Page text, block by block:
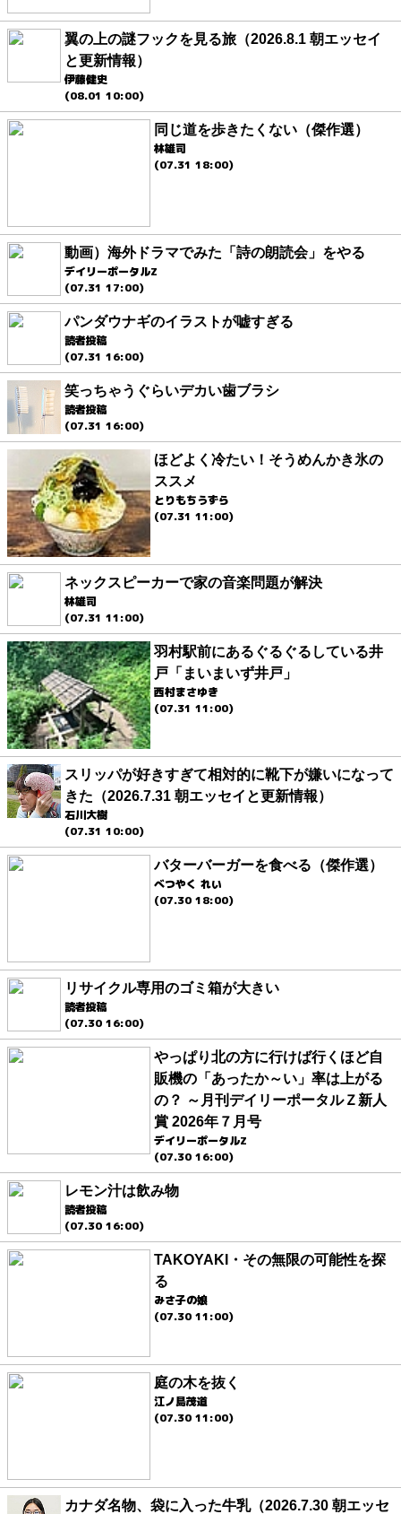
翼の上の謎フックを見る旅（2026.8.1 朝エッセイ
と更新情報）
伊藤健史
(08.01 10:00)
同じ道を歩きたくない（傑作選）
林雄司
(07.31 18:00)
動画）海外ドラマでみた「詩の朗読会」をやる
デイリーポータルZ
(07.31 17:00)
パンダウナギのイラストが嘘すぎる
読者投稿
(07.31 16:00)
笑っちゃうぐらいデカい歯ブラシ
読者投稿
(07.31 16:00)
ほどよく冷たい！そうめんかき氷の
ススメ
とりもちうずら
(07.31 11:00)
ネックスピーカーで家の音楽問題が解決
林雄司
(07.31 11:00)
羽村駅前にあるぐるぐるしている井
戸「まいまいず井戸」
西村まさゆき
(07.31 11:00)
スリッパが好きすぎて相対的に靴下が嫌いになって
きた（2026.7.31 朝エッセイと更新情報）
石川大樹
(07.31 10:00)
バターバーガーを食べる（傑作選）
べつやく れい
(07.30 18:00)
リサイクル専用のゴミ箱が大きい
読者投稿
(07.30 16:00)
やっぱり北の方に行けば行くほど自
販機の「あったか～い」率は上がる
の？ ～月刊デイリーポータルＺ新人
賞 2026年７月号
デイリーポータルZ
(07.30 16:00)
レモン汁は飲み物
読者投稿
(07.30 16:00)
TAKOYAKI・その無限の可能性を探
る
みさ子の娘
(07.30 11:00)
庭の木を抜く
江ノ島茂道
(07.30 11:00)
カナダ名物、袋に入った牛乳（2026.7.30 朝エッセ